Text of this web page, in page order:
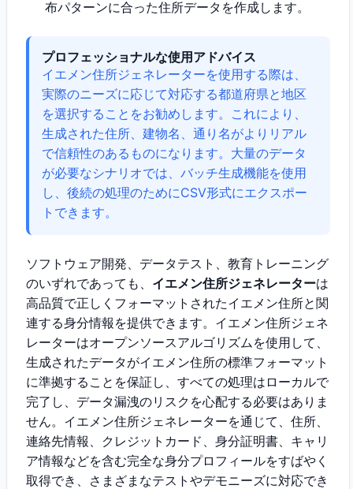
布パターンに合った住所データを作成します。
プロフェッショナルな使用アドバイス
イエメン住所ジェネレーターを使用する際は、
実際のニーズに応じて対応する都道府県と地区
を選択することをお勧めします。これにより、
生成された住所、建物名、通り名がよりリアル
で信頼性のあるものになります。大量のデータ
が必要なシナリオでは、バッチ生成機能を使用
し、後続の処理のためにCSV形式にエクスポー
トできます。
ソフトウェア開発、データテスト、教育トレーニング
のいずれであっても、 イエメン住所ジェネレーターは
高品質で正しくフォーマットされたイエメン住所と関
連する身分情報を提供できます。イエメン住所ジェネ
レーターはオープンソースアルゴリズムを使用して、
生成されたデータがイエメン住所の標準フォーマット
に準拠することを保証し、すべての処理はローカルで
完了し、データ漏洩のリスクを心配する必要はありま
せん。イエメン住所ジェネレーターを通じて、住所、
連絡先情報、クレジットカード、身分証明書、キャリ
ア情報などを含む完全な身分プロフィールをすばやく
取得でき、さまざまなテストやデモニーズに対応でき